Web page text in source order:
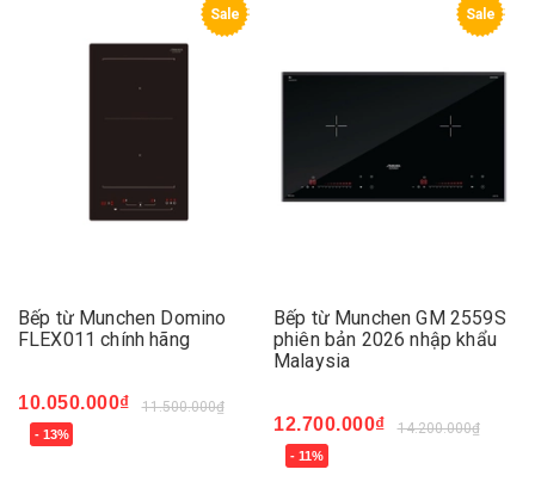
Sale
Bếp từ Munchen Domino
FLEX011 chính hãng
10.050.000₫ 11.500.000₫
- 13%
Sale
Bếp từ Munchen GM 2559S
phiên bản 2026 nhập khẩu
Malaysia
12.700.000₫ 14.200.000₫
- 11%